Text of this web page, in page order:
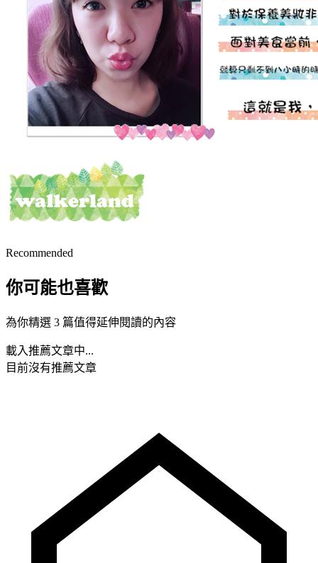
Recommended
你可能也喜歡
為你精選 3 篇值得延伸閱讀的內容
載入推薦文章中...
目前沒有推薦文章